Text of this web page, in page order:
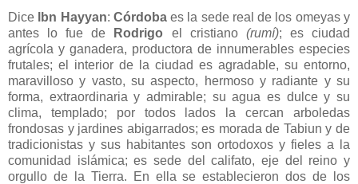
Dice lbn Hayyan: Córdobaes la sede real de los omeyas y
antes lo fue de
Rodrigo el cristiano (rumí); es ciudad
agrícola y ganadera, productora de innumerables especies
frutales; el interior de la ciudad es agradable, su entorno,
maravilloso y vasto, su aspecto, hermoso y radiante y su
forma, extraordinaria y admirable; su agua es dulce y su
clima, templado; por todos lados la cercan arboledas
frondosas y jardines abigarrados; es morada de Tabiun y de
tradicionistas y sus habitantes son ortodoxos y fieles a la
comunidad islámica; es sede del califato, eje del reino y
orgullo de la Tierra. En ella se establecieron dos de los